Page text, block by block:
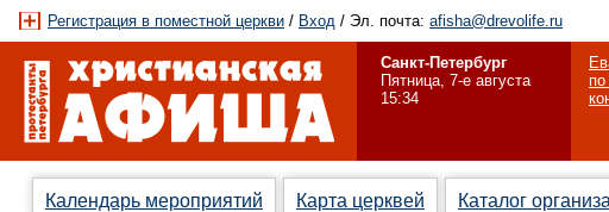
Регистрация в поместной церкви / Вход / Эл. почта: afisha@drevolife.ru
Санкт-Петербург
Пятница, 7-е августа
15:34
по
Календарь мероприятий Карта церквей Каталог